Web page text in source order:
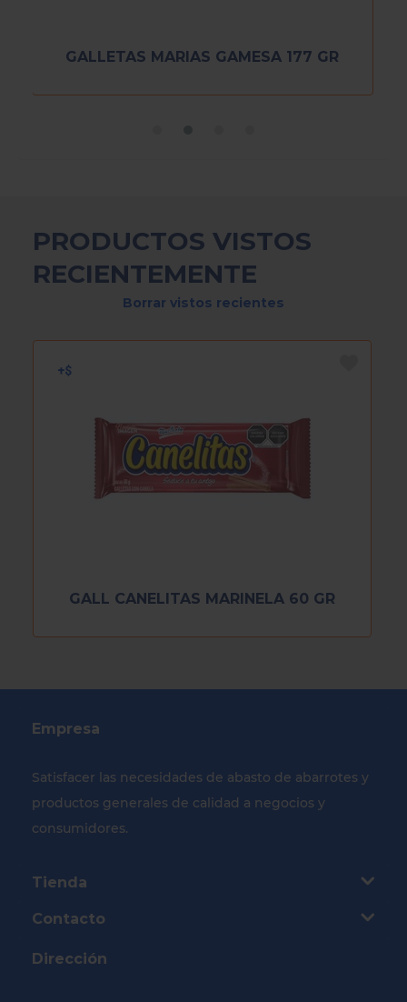
GALLETAS MARIAS GAMESA 177 GR
PRODUCTOS VISTOS
RECIENTEMENTE
Borrar vistos recientes
GALL CANELITAS MARINELA 60 GR
Empresa
Satisfacer las necesidades de abasto de abarrotes y
productos generales de calidad a negocios y
consumidores.
Tienda
Contacto
Dirección